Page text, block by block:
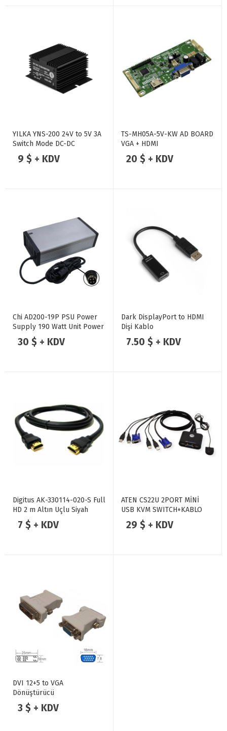
YILKA YNS-200 24V to 5V 3A
Switch Mode DC-DC
Konvertör Voltaj Düşürücü
Regülatör (Buck)
9 $ + KDV
TS-MH05A-5V-KW AD BOARD
VGA + HDMI
20 $ + KDV
Chi AD200-19P PSU Power
Supply 190 Watt Unit Power
Supply AC Adapter 4-Pin
19V 10A-
30 $ + KDV
Dark DisplayPort to HDMI
Dişi Kablo
7.50 $ + KDV
Digitus AK-330114-020-S Full
HD 2 m Altın Uçlu Siyah
HDMI Kablo
7 $ + KDV
ATEN CS22U 2PORT MİNİ
USB KVM SWITCH+KABLO
29 $ + KDV
DVI 12+5 to VGA
Dönüştürücü
3 $ + KDV